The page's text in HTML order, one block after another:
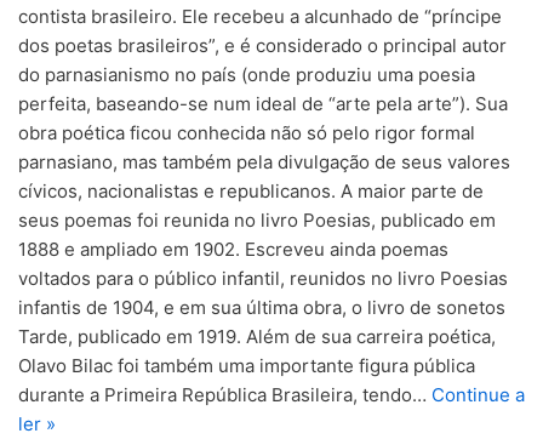
contista brasileiro. Ele recebeu a alcunhado de “príncipe
dos poetas brasileiros”, e é considerado o principal autor
do parnasianismo no país (onde produziu uma poesia
perfeita, baseando-se num ideal de “arte pela arte”). Sua
obra poética ficou conhecida não só pelo rigor formal
parnasiano, mas também pela divulgação de seus valores
cívicos, nacionalistas e republicanos. A maior parte de
seus poemas foi reunida no livro Poesias, publicado em
1888 e ampliado em 1902. Escreveu ainda poemas
voltados para o público infantil, reunidos no livro Poesias
infantis de 1904, e em sua última obra, o livro de sonetos
Tarde, publicado em 1919. Além de sua carreira poética,
Olavo Bilac foi também uma importante figura pública
durante a Primeira República Brasileira, tendo… Continue a
ler »